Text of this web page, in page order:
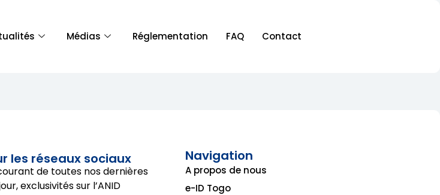
Médias Réglementation FAQ Contact
les réseaux sociaux
de toutes nos dernières
exclusivités sur l’ANID
Navigation
A propos de nous
e-ID Togo